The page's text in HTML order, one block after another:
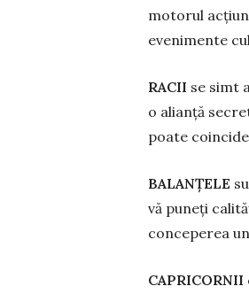
motorul
evenimente
RACII se simt
o alianță
poate
BALANŢELE
vă puneți
conceperea
CAPRICORNII